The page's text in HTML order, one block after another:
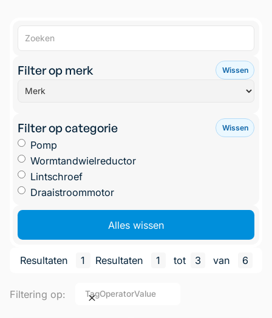
Filter op merk Wissen
Filter op categorie Wissen
Pomp
Wormtandwielreductor
Lintschroef
Draaistroommotor
Alles wissen
Resultaten 1 Resultaten 1 tot 3 van 6
Filtering op: TagOperatorValue